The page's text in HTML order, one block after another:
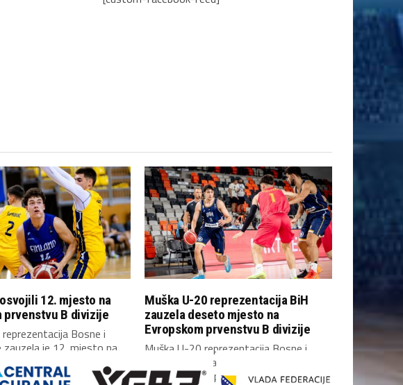
12. mjesto na
prvenstvu B divizije
Bosne i
zauzela je 12. mjesto na
Muška U-20 reprezentacija BiH
zauzela deseto mjesto na
Evropskom prvenstvu B divizije
Muška U-20 reprezentacija Bosne i
Hercegovine zauzela je deseto mjesto
na Evropskom prvenstvu B...